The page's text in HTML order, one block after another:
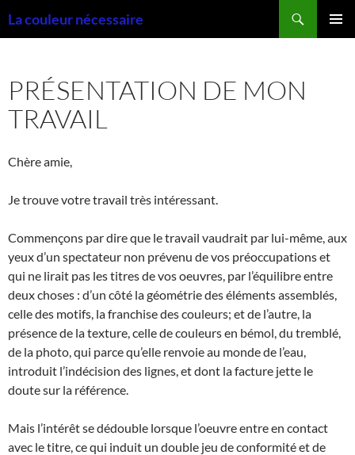
auLa couleur nécessaire
PRÉSENTATION DE MON
TRAVAIL
Chère amie,
Je trouve votre travail très intéressant.
Commençons par dire que le travail vaudrait par lui-même, aux
yeux d’un spectateur non prévenu de vos préoccupations et
qui ne lirait pas les titres de vos oeuvres, par l’équilibre entre
deux choses : d’un côté la géométrie des éléments assemblés,
celle des motifs, la franchise des couleurs; et de l’autre, la
présence de la texture, celle de couleurs en bémol, du tremblé,
de la photo, qui parce qu’elle renvoie au monde de l’eau,
introduit l’indécision des lignes, et dont la facture jette le
doute sur la référence.
Mais l’intérêt se dédouble lorsque l’oeuvre entre en contact
avec le titre, ce qui induit un double jeu de conformité et de